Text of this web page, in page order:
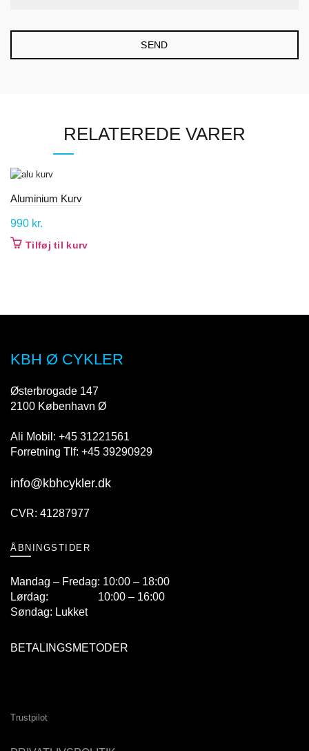
RELATEREDE VARER
Aluminium Kurv
990 kr.
Tilføj til kurv
KBH Ø CYKLER
Østerbrogade 147
2100 København Ø
Ali Mobil: +45 31221561
Forretning Tlf: +45 39290929
info@kbhcykler.dk
CVR: 41287977
ÅBNINGSTIDER
Mandag – Fredag: 10:00 – 18:00
Lørdag: 10:00 – 16:00
Søndag: Lukket
BETALINGSMETODER
Trustpilot